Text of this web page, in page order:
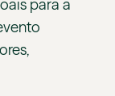
para a